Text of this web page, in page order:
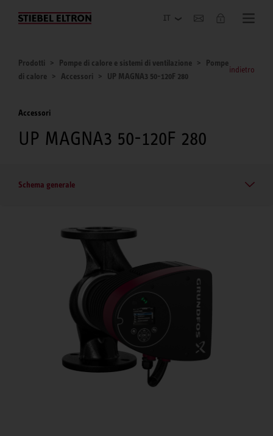
Azienda
Prodotti Pompe di calore e sistemi di ventilazione
Pompe
di calore
Accessori UP MAGNA3 50-120F 280
indietro
Accessori
UP MAGNA3 50-120F 280
Schema generale